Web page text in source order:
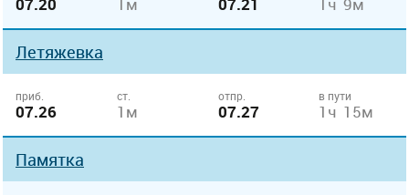
Летяжевка
приб.
07.26
ст.
1м
отпр.
07.27
в пути
1ч 15м
Памятка